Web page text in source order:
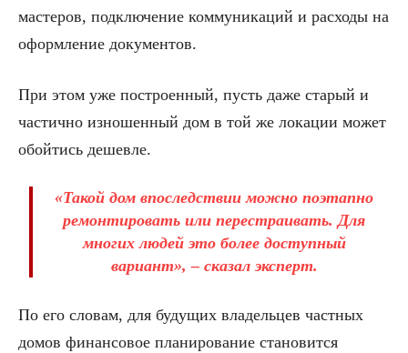
мастеров, подключение коммуникаций и расходы на
оформление документов.
При этом уже построенный, пусть даже старый и
частично изношенный дом в той же локации может
обойтись дешевле.
«Такой дом впоследствии можно поэтапно
ремонтировать или перестраивать. Для
многих людей это более доступный
вариант», – сказал эксперт.
По его словам, для будущих владельцев частных
домов финансовое планирование становится